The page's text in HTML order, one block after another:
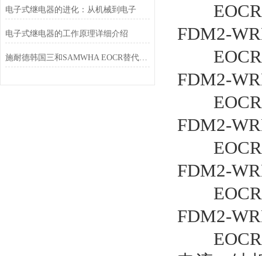
电子式继电器的进化：从机械到电子
电子式继电器的工作原理详细介绍
施耐德韩国三和SAMWHA EOCR替代表（2）
FDM2-
FDM2-
FDM2-
FDM2-
FDM2-
EOCR-